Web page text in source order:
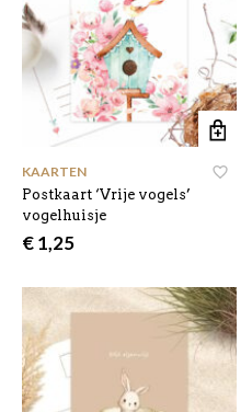
KAARTEN
Postkaart ‘Vrije vogels’
vogelhuisje
€1,25